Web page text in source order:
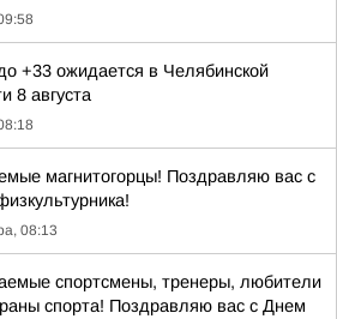
+33 ожидается в Челябинской
8 августа
магнитогорцы! Поздравляю вас с
08:13
спортсмены, тренеры, любители
спорта! Поздравляю вас с Днем